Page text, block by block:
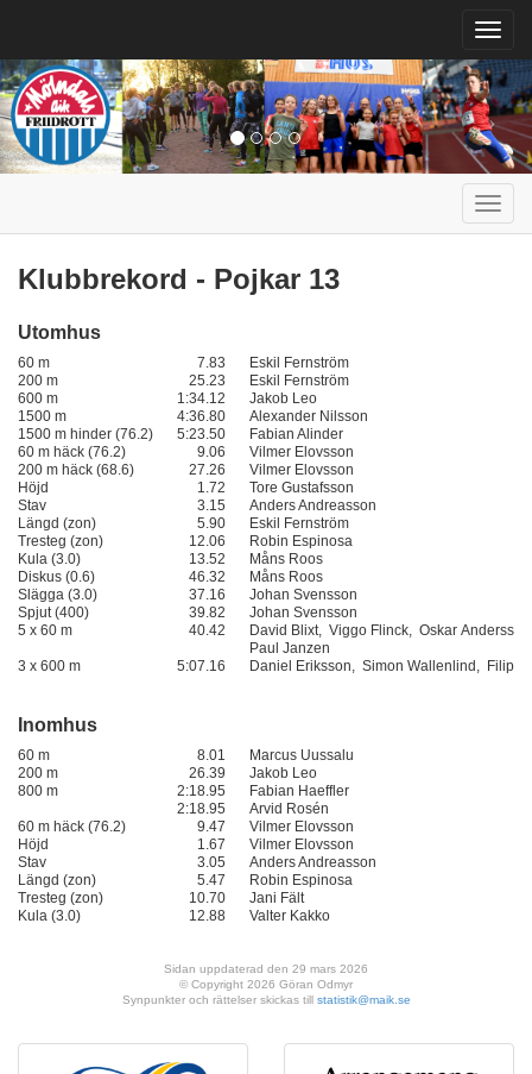
Klubbrekord - Pojkar 13
Utomhus
60 m 7.83
Eskil Fernström
200 m
25.23
Eskil Fernström
600 m
1:34.12
Jakob Leo
1500 m
4:36.80
Alexander Nilsson
1500 m hinder (76.2)
5:23.50
Fabian Alinder
60 m häck (76.2)
9.06
Vilmer Elovsson
200 m häck (68.6)
27.26
Vilmer Elovsson
Höjd
1.72
Tore Gustafsson
Stav
3.15
Anders Andreasson
Längd (zon)
5.90
Eskil Fernström
Tresteg (zon)
12.06
Robin Espinosa
Kula (3.0)
13.52
Måns Roos
Diskus (0.6)
46.32
Måns Roos
Slägga (3.0)
37.16
Johan Svensson
Spjut (400)
39.82
Johan Svensson
5 x 60 m
40.42
David Blixt, Viggo Flinck, Oskar
Paul Janzen
3 x 600 m
5:07.16 Daniel Eriksson, Simon Wallenlind, Filip
Inomhus
60 m 8.01
Marcus Uussalu
200 m
26.39
Jakob Leo
800 m
2:18.95
2:18.95
Fabian Haeffler
Arvid Rosén
60 m häck (76.2)
9.47
Vilmer Elovsson
Höjd
1.67
Vilmer Elovsson
Stav
3.05
Anders Andreasson
Längd (zon)
5.47
Robin Espinosa
Tresteg (zon)
10.70
Jani Fält
Kula (3.0)
12.88 Valter Kakko
Sidan uppdaterad den 29 mars 2026
© Copyright 2026 Göran Odmyr
Synpunkter och rättelser skickas till statistik@maik.se